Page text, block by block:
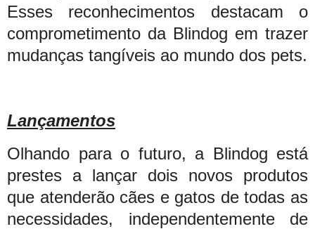
Esses reconhecimentos destacam o
comprometimento da Blindog em trazer
mudanças tangíveis ao mundo dos pets.
Lançamentos
Olhando para o futuro, a Blindog está
prestes a lançar dois novos produtos
que atenderão cães e gatos de todas as
necessidades, independentemente de